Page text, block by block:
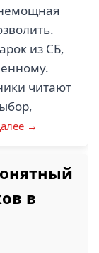
из СБ,
читают
→
в